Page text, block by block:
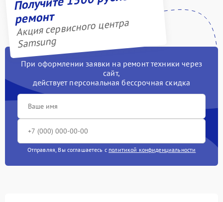
ремонт
Акция сервисного центра
Samsung
При оформлении заявки на ремонт техники через
сайт,
действует персональная бессрочная скидка
Отправляя, Вы соглашаетесь с политикой конфиденциальности